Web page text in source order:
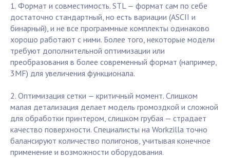
1. Формат и совместимость. STL — формат сам по себе
достаточно стандартный, но есть вариации (ASCII и
бинарный), и не все программные комплекты одинаково
хорошо работают с ними. Более того, некоторые модели
требуют дополнительной оптимизации или
преобразования в более современный формат (например,
3MF) для увеличения функционала.
2. Оптимизация сетки — критичный момент. Слишком
малая детализация делает модель громоздкой и сложной
для обработки принтером, слишком грубая — страдает
качество поверхности. Специалисты на Workzilla точно
балансируют количество полигонов, учитывая конечное
применение и возможности оборудования.